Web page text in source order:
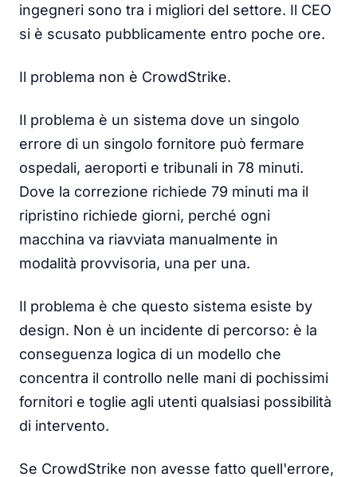
ingegneri sono tra i migliori del settore. Il CEO
si è scusato pubblicamente entro poche ore.
Il problema non è CrowdStrike.
Il problema è un sistema dove un singolo
errore di un singolo fornitore può fermare
ospedali, aeroporti e tribunali in 78 minuti.
Dove la correzione richiede 79 minuti ma il
ripristino richiede giorni, perché ogni
macchina va riavviata manualmente in
modalità provvisoria, una per una.
Il problema è che questo sistema esiste by
design. Non è un incidente di percorso: è la
conseguenza logica di un modello che
concentra il controllo nelle mani di pochissimi
fornitori e toglie agli utenti qualsiasi possibilità
di intervento.
Se CrowdStrike non avesse fatto quell'errore,